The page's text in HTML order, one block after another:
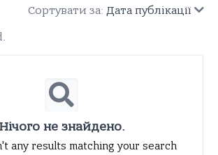
Сортувати за: Дата публікації
Нічого не знайдено.
any results matching your search